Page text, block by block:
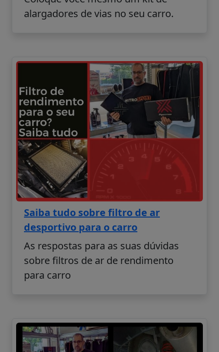
alargadores de vias no seu carro.
Saiba tudo sobre filtro de ar
desportivo para o carro
As respostas para as suas dúvidas
sobre filtros de ar de rendimento
para carro